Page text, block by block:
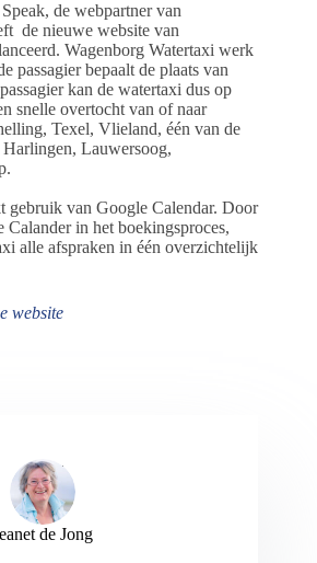
de webpartner van
de nieuwe website van
Wagenborg Watertaxi werk
passagier bepaalt de plaats van
kan de watertaxi dus op
snelle overtocht van of naar
Texel, Vlieland, één van de
Lauwersoog,
gebruik van Google Calendar. Door
Calander in het boekingsproces,
alle afspraken in één overzichtelijk
website
de Jong